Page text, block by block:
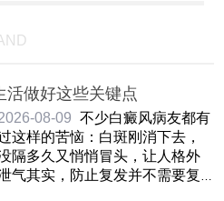
活做好这些关键点
08-09 不少白癜风病友都有
这样的苦恼：白斑刚消下去，
隔多久又悄悄冒头，让人格外
气其实，防止复发并不需要复